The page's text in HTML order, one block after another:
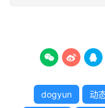
  
dogyun 动